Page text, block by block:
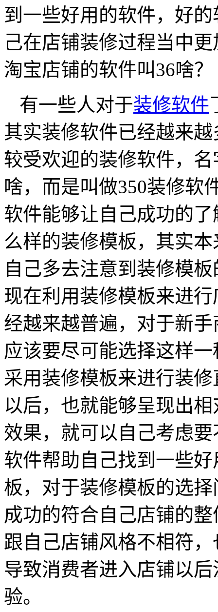
到一些好用的软件，好
己在店铺装修过程当中
淘宝店铺的软件叫36啥？
有一些人对于装修软件
其实装修软件已经越来
较受欢迎的装修软件，名
啥，而是叫做350装修软
软件能够让自己成功的
么样的装修模板，其实
自己多去注意到装修模
现在利用装修模板来进
经越来越普遍，对于新
应该要尽可能选择这样
采用装修模板来进行装
以后，也就能够呈现出
效果，就可以自己考虑
软件帮助自己找到一些
板，对于装修模板的选
成功的符合自己店铺的
跟自己店铺风格不相符
导致消费者进入店铺以
验。